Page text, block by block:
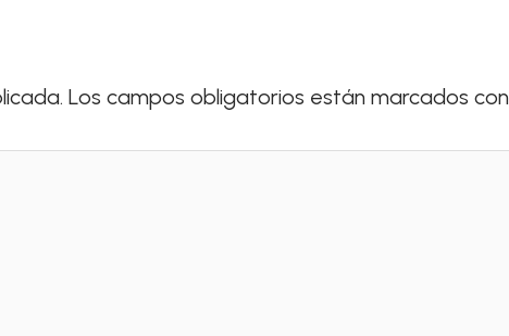
Los campos obligatorios están marcados